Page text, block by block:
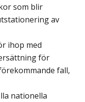
som blir
av
ihop med
för
fall,
nationella